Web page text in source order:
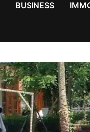
BUSINESS